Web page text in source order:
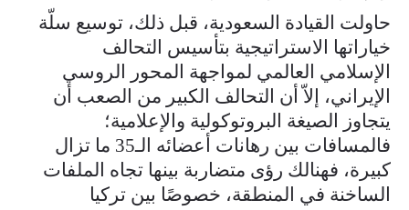
حاولت القيادة السعودية، قبل ذلك، توسيع سلّة
خياراتها الاستراتيجية بتأسيس التحالف
الإسلامي العالمي لمواجهة المحور الروسي
الإيراني، إلاّ أن التحالف الكبير من الصعب أن
يتجاوز الصيغة البروتوكولية والإعلامية؛
فالمسافات بين رهانات أعضائه الـ35 ما تزال
كبيرة، فهنالك رؤى متضاربة بينها تجاه الملفات
الساخنة في المنطقة، خصوصًا بين تركيا